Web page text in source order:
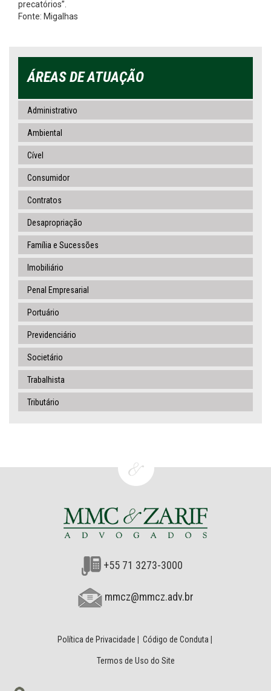
precatórios”.
Fonte: Migalhas
ÁREAS DE ATUAÇÃO
Administrativo
Ambiental
Cível
Consumidor
Contratos
Desapropriação
Família e Sucessões
Imobiliário
Penal Empresarial
Portuário
Previdenciário
Societário
Trabalhista
Tributário
+55 71 3273-3000
mmcz@mmcz.adv.br
Política de Privacidade Código de Conduta
Termos de Uso do Site